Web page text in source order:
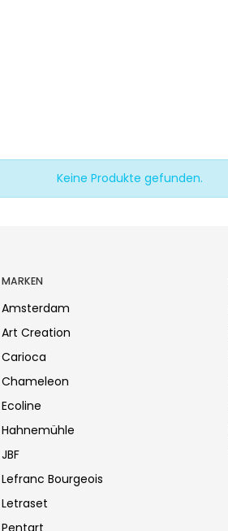
Keine Produkte gefunden.
MARKEN
Amsterdam
Art Creation
Carioca
Chameleon
Ecoline
Hahnemühle
JBF
Lefranc Bourgeois
Letraset